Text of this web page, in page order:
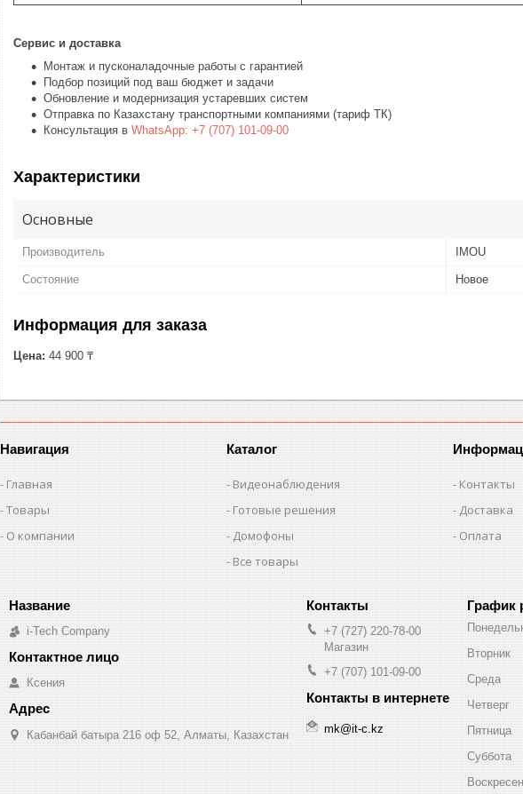
Сервис и доставка
Монтаж и пусконаладочные работы с гарантией
Подбор позиций под ваш бюджет и задачи
Обновление и модернизация устаревших систем
Отправка по Казахстану транспортными компаниями (тариф ТК)
Консультация в WhatsApp: +7 (707) 101-09-00
Характеристики
Основные
Производитель IMOU
Состояние Новое
Информация для заказа
Цена: 44 900 ₸
Навигация
Главная
Товары
О компании
Каталог
Видеонаблюдения
Готовые решения
Домофоны
Все товары
Контакты
Доставка
Оплата
i-Tech Company
Ксения
Кабанбай батыра 216 оф 52, Алматы, Казахстан
+7 (727) 220-78-00
Магазин
+7 (707) 101-09-00
mk@it-c.kz
График
Вторник
Среда
Четверг
Пятница
Суббота